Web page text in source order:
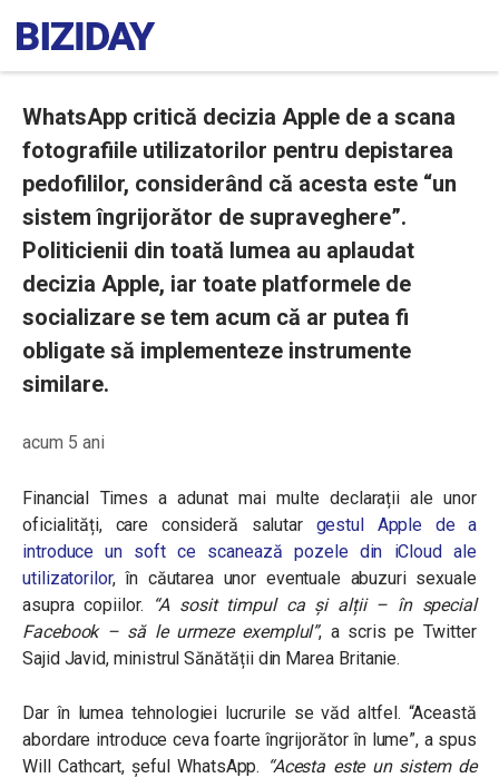
WhatsApp critică decizia Apple de a scana
fotografiile utilizatorilor pentru depistarea
pedofililor, considerând că acesta este “un
sistem îngrijorător de supraveghere”.
Politicienii din toată lumea au aplaudat
decizia Apple, iar toate platformele de
socializare se tem acum că ar putea fi
obligate să implementeze instrumente
similare.
acum 5 ani
Financial Times a adunat mai multe declarații ale unor
oficialități, care consideră salutar gestul Apple de a
introduce un soft ce scanează pozele din iCloud ale
utilizatorilor, în căutarea unor eventuale abuzuri sexuale
asupra copiilor.
“A sosit timpul ca și alții – în special
Facebook – să le urmeze exemplul”, a scris pe Twitter
Sajid Javid, ministrul Sănătății din Marea Britanie.
Dar în lumea tehnologiei lucrurile se văd altfel. “Această
abordare introduce ceva foarte îngrijorător în lume”, a spus
Will Cathcart, șeful WhatsApp. “Acesta este un sistem de